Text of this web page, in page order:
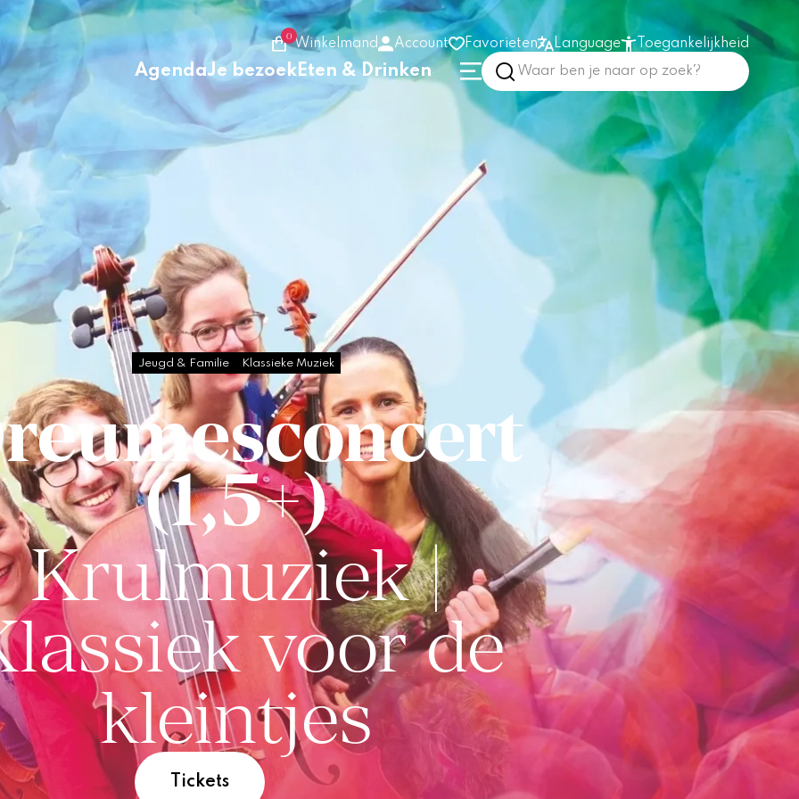
0
Winkelmand Account Favorieten Language Toegankelijkheid
Hoog contrast
Vergroot tekst
Prikkelarm
In het gebouw
AgendaJe bezoekEten & Drinken
Jeugd & Familie Klassieke Muziek
(1,5+)
Krulmuziek |
voor de
kleintjes
Tickets